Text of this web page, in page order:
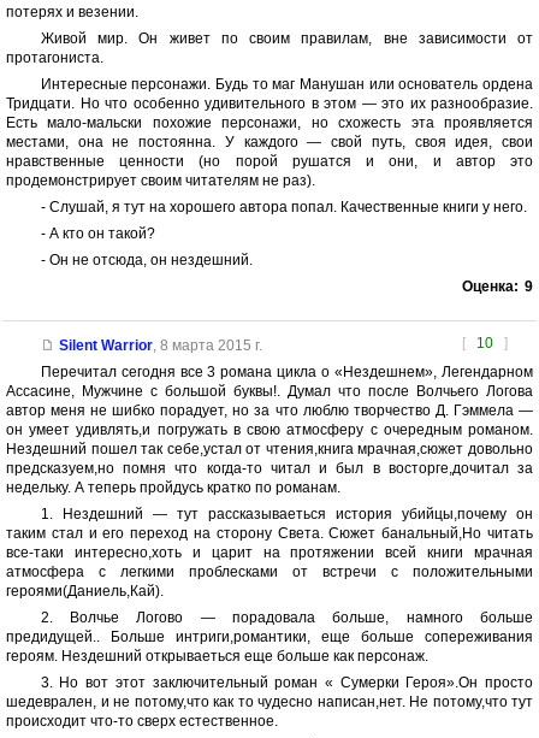
потерях и везении.
Живой мир. Он живет по своим правилам, вне зависимости от
протагониста.
Интересные персонажи. Будь то маг Манушан или основатель ордена
Тридцати. Но что особенно удивительного в этом — это их разнообразие.
Есть мало-мальски похожие персонажи, но схожесть эта проявляется
местами, она не постоянна. У каждого — свой путь, своя идея, свои
нравственные ценности (но порой рушатся и они, и автор это
продемонстрирует своим читателям не раз).
- Слушай, я тут на хорошего автора попал. Качественные книги у него.
- А кто он такой?
- Он не отсюда, он нездешний.
Оценка: 9
[ 10 ]
Silent Warrior, 8 марта 2015 г.
Перечитал сегодня все 3 романа цикла о «Нездешнем», Легендарном
Ассасине, Мужчине с большой буквы!. Думал что после Волчьего Логова
автор меня не шибко порадует, но за что люблю творчество Д. Гэммела —
он умеет удивлять,и погружать в свою атмосферу с очередным романом.
Нездешний пошел так себе,устал от чтения,книга мрачная,сюжет довольно
предсказуем,но помня что когда-то читал и был в восторге,дочитал за
недельку. А теперь пройдусь кратко по романам.
1. Нездешний — тут рассказываеться история убийцы,почему он
таким стал и его переход на сторону Света. Сюжет банальный,Но читать
все-таки интересно,хоть и царит на протяжении всей книги мрачная
атмосфера с легкими проблесками от встречи с положительными
героями(Даниель,Кай).
2. Волчье Логово — порадовала больше, намного больше
предидущей.. Больше интриги,романтики, еще больше сопереживания
героям. Нездешний открываеться еще больше как персонаж.
3. Но вот этот заключительный роман « Сумерки Героя».Он просто
шедеврален, и не потому,что как то чудесно написан,нет. Не потому,что тут
происходит что-то сверх естественное.